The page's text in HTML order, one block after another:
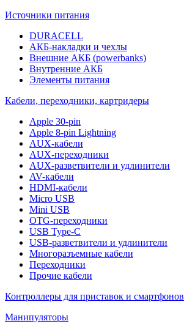
Источники питания
DURACELL
АКБ-накладки и чехлы
Внешние АКБ (powerbanks)
Внутренние АКБ
Элементы питания
Кабели, переходники, картридеры
Apple 30-pin
Apple 8-pin Lightning
AUX-кабели
AUX-переходники
AUX-разветвители и удлинители
AV-кабели
HDMI-кабели
Micro USB
Mini USB
OTG-переходники
USB Type-C
USB-разветвители и удлинители
Многоразъемные кабели
Переходники
Прочие кабели
Контроллеры для приставок и смартфонов
Манипуляторы